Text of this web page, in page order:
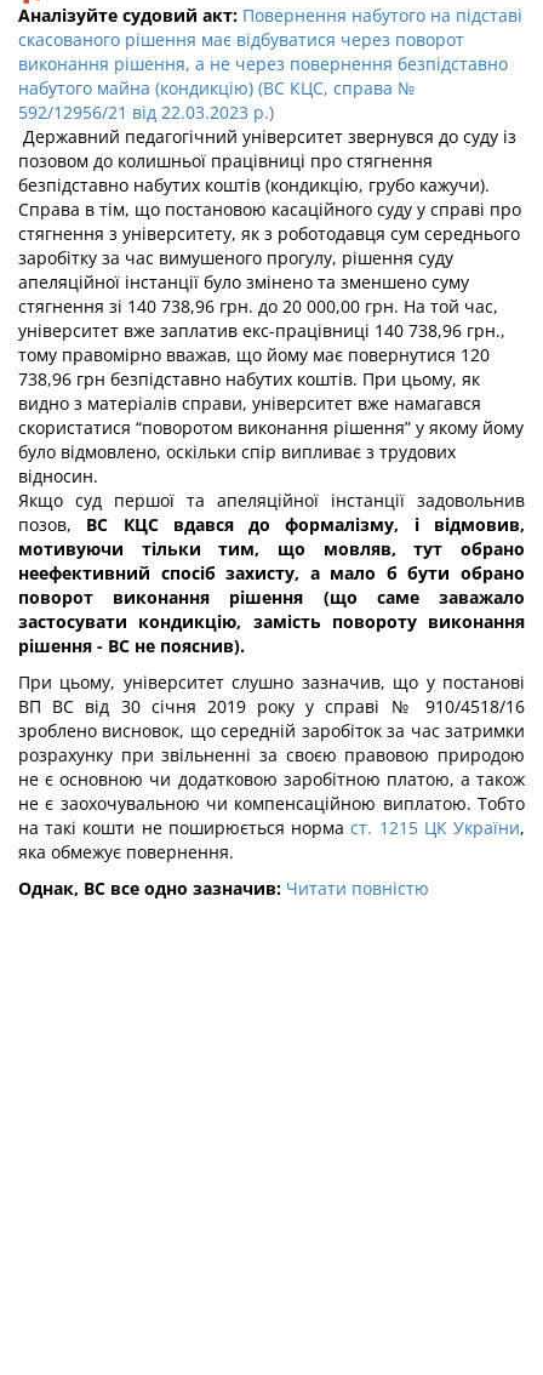
Аналізуйте судовий акт: Повернення набутого на підставі
скасованого рішення має відбуватися через поворот
виконання рішення, а не через повернення безпідставно
набутого майна (кондикцію) (ВС КЦС, справа №
592/12956/21 від 22.03.2023 р.)
Державний педагогічний університет звернувся до суду із
позовом до колишньої працівниці про стягнення
безпідставно набутих коштів (кондикцію, грубо кажучи).
Справа в тім, що постановою касаційного суду у справі про
стягнення з університету, як з роботодавця сум середнього
заробітку за час вимушеного прогулу, рішення суду
апеляційної інстанції було змінено та зменшено суму
стягнення зі 140 738,96 грн. до 20 000,00 грн. На той час,
університет вже заплатив екс-працівниці 140 738,96 грн.,
тому правомірно вважав, що йому має повернутися 120
738,96 грн безпідставно набутих коштів. При цьому, як
видно з матеріалів справи, університет вже намагався
скористатися “поворотом виконання рішення” у якому йому
було відмовлено, оскільки спір випливає з трудових
відносин.
Якщо суд першої та апеляційної інстанції задовольнив
позов, ВС КЦС вдався до формалізму, і відмовив,
мотивуючи тільки тим, що мовляв, тут обрано
неефективний спосіб захисту, а мало б бути обрано
поворот виконання рішення (що саме заважало
застосувати кондикцію, замість повороту виконання
рішення - ВС не пояснив).
При цьому, університет слушно зазначив, що у постанові
ВП ВС від 30 січня 2019 року у справі № 910/4518/16
зроблено висновок, що середній заробіток за час затримки
розрахунку при звільненні за своєю правовою природою
не є основною чи додатковою заробітною платою, а також
не є заохочувальною чи компенсаційною виплатою. Тобто
на такі кошти не поширюється нормаст. 1215 ЦК України,
яка обмежує повернення.
Однак, ВС все одно зазначив: Читати повністю